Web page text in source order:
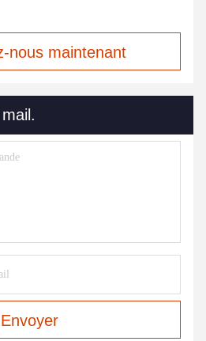
nous maintenant
Envoyer